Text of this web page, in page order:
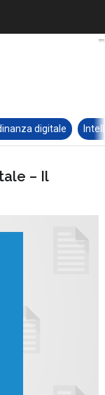
digitale
– Il